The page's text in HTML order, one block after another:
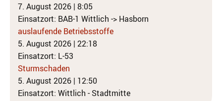
7. August 2026 | 8:05
Einsatzort: BAB-1 Wittlich -> Hasborn
auslaufende Betriebsstoffe
5. August 2026 | 22:18
Einsatzort: L-53
Sturmschaden
5. August 2026 | 12:50
Einsatzort: Wittlich - Stadtmitte